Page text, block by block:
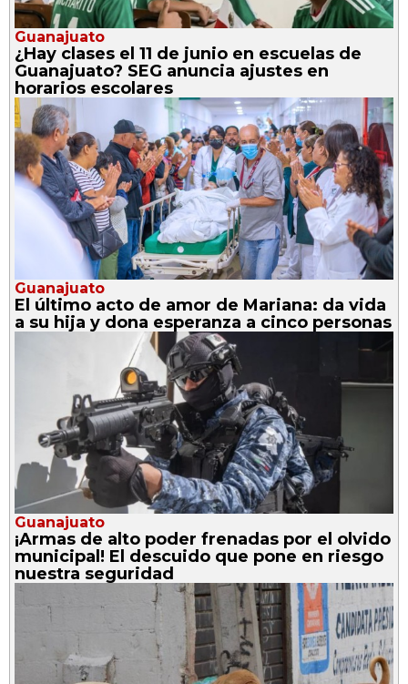
Guanajuato
¿Hay clases el 11 de junio en escuelas de
Guanajuato? SEG anuncia ajustes en
horarios escolares
Guanajuato
El último acto de amor de Mariana: da vida
a su hija y dona esperanza a cinco personas
Guanajuato
¡Armas de alto poder frenadas por el olvido
municipal! El descuido que pone en riesgo
nuestra seguridad